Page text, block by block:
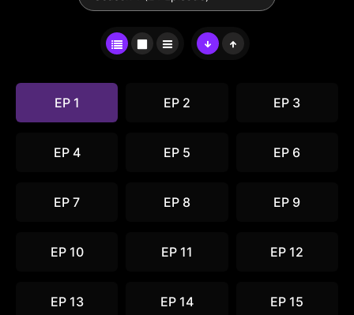
EP 1 EP 2 EP 3
EP 4 EP 5 EP 6
EP 7 EP 8 EP 9
EP 10 EP 11 EP 12
EP 13 EP 14 EP 15